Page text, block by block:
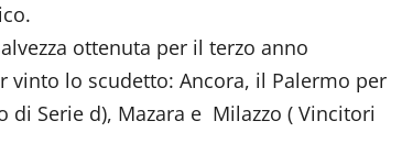
ottenuta per il terzo anno
vinto lo scudetto: Ancora, il Palermo per
Serie d), Mazara e Milazzo ( Vincitori